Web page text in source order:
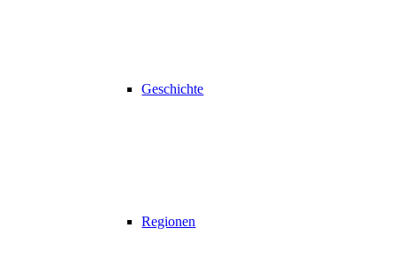
Geschichte
Regionen